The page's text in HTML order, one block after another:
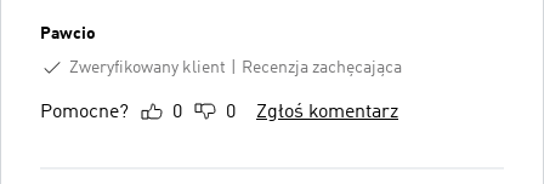
Pawcio
Zweryfikowany klient
Recenzja zachęcająca
Pomocne? 0 0 Zgłoś komentarz